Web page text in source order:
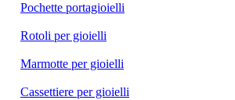
Pochette portagioielli
Rotoli per gioielli
Marmotte per gioielli
Cassettiere per gioielli